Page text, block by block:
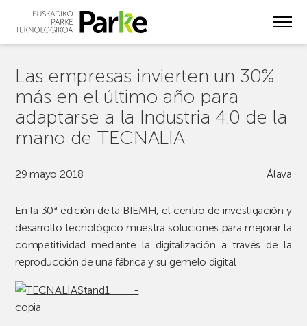
Las empresas invierten un 30%
más en el último año para
adaptarse a la Industria 4.0 de la
mano de TECNALIA
29 mayo 2018 Álava
En la 30ª edición de la BIEMH, el centro de investigación y
desarrollo tecnológico muestra soluciones para mejorar la
competitividad mediante la digitalización a través de la
reproducción de una fábrica y su gemelo digital